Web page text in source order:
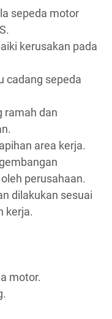
sepeda motor
kerusakan pada
cadang sepeda
ramah dan
area kerja.
perusahaan.
dilakukan sesuai
kerja.
motor.